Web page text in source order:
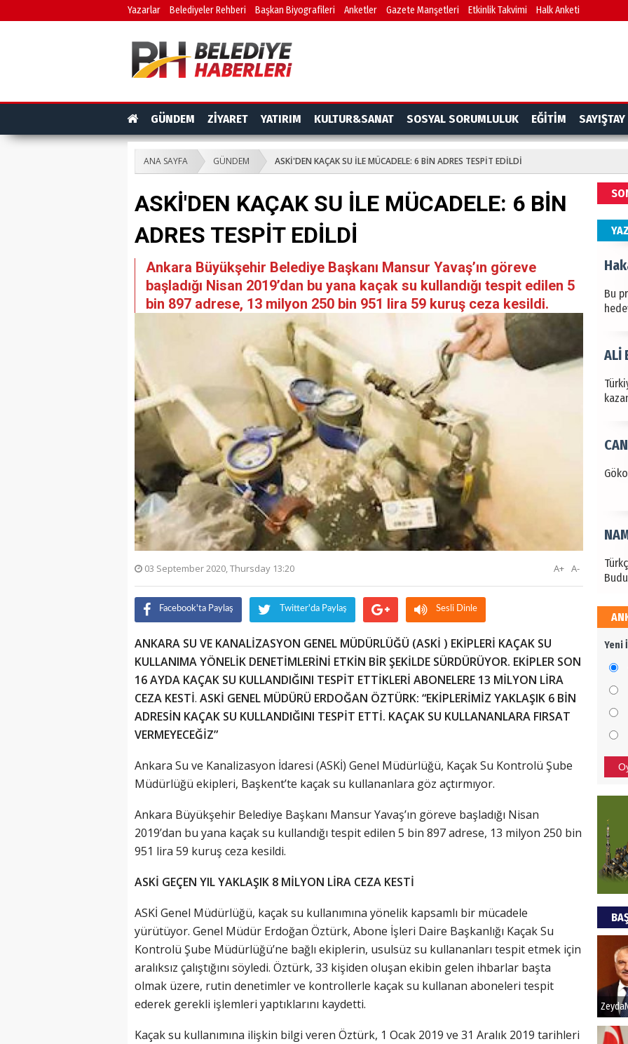
Yazarlar Belediyeler Rehberi Başkan Biyografileri Anketler Gazete Manşetleri Etkinlik Takvimi Halk Anketi
GÜNDEM ZİYARET YATIRIM KULTUR&SANAT SOSYAL SORUMLULUK EĞİTİM SAYIŞTAY
ANA SAYFA GÜNDEM ASKİ'DEN KAÇAK SU İLE MÜCADELE: 6 BİN ADRES TESPİT EDİLDİ
ASKİ'DEN KAÇAK SU İLE MÜCADELE: 6 BİN
ADRES TESPİT EDİLDİ
Ankara Büyükşehir Belediye Başkanı Mansur Yavaş’ın göreve
başladığı Nisan 2019’dan bu yana kaçak su kullandığı tespit edilen 5
bin 897 adrese, 13 milyon 250 bin 951 lira 59 kuruş ceza kesildi.
03 September 2020, Thursday 13:20 A-
A+
Facebook'ta Paylaş Twitter'da Paylaş Sesli Dinle
ANKARA SU VE KANALİZASYON GENEL MÜDÜRLÜĞÜ (ASKİ ) EKİPLERİ KAÇAK SU
KULLANIMA YÖNELİK DENETİMLERİNİ ETKİN BİR ŞEKİLDE SÜRDÜRÜYOR. EKİPLER SON
16 AYDA KAÇAK SU KULLANDIĞINI TESPİT ETTİKLERİ ABONELERE 13 MİLYON LİRA
CEZA KESTİ. ASKİ GENEL MÜDÜRÜ ERDOĞAN ÖZTÜRK: “EKİPLERİMİZ YAKLAŞIK 6 BİN
ADRESİN KAÇAK SU KULLANDIĞINI TESPİT ETTİ. KAÇAK SU KULLANANLARA FIRSAT
VERMEYECEĞİZ”
Ankara Su ve Kanalizasyon İdaresi (ASKİ) Genel Müdürlüğü, Kaçak Su Kontrolü Şube
Müdürlüğü ekipleri, Başkent’te kaçak su kullananlara göz açtırmıyor.
Ankara Büyükşehir Belediye Başkanı Mansur Yavaş’ın göreve başladığı Nisan
2019’dan bu yana kaçak su kullandığı tespit edilen 5 bin 897 adrese, 13 milyon 250 bin
951 lira 59 kuruş ceza kesildi.
ASKİ GEÇEN YIL YAKLAŞIK 8 MİLYON LİRA CEZA KESTİ
ASKİ Genel Müdürlüğü, kaçak su kullanımına yönelik kapsamlı bir mücadele
yürütüyor. Genel Müdür Erdoğan Öztürk, Abone İşleri Daire Başkanlığı Kaçak Su
Kontrolü Şube Müdürlüğü’ne bağlı ekiplerin, usulsüz su kullananları tespit etmek için
aralıksız çalıştığını söyledi. Öztürk, 33 kişiden oluşan ekibin gelen ihbarlar başta
olmak üzere, rutin denetimler ve kontrollerle kaçak su kullanan aboneleri tespit
ederek gerekli işlemleri yaptıklarını kaydetti.
Kaçak su kullanımına ilişkin bilgi veren Öztürk, 1 Ocak 2019 ve 31 Aralık 2019 tarihleri
Bu
ALİ
Bu
Yeni